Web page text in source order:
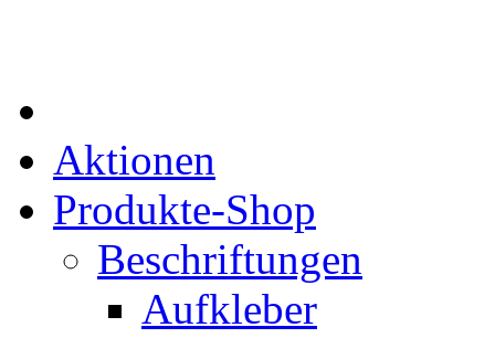
Aktionen
Produkte-Shop
Beschriftungen
Aufkleber